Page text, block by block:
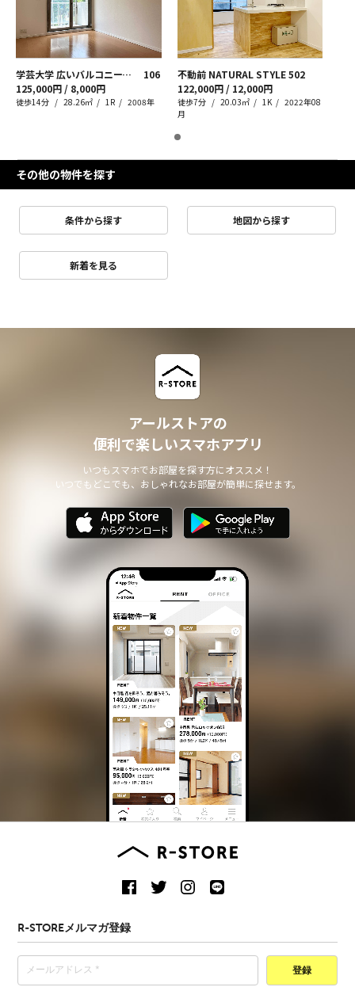
学芸大学 広いバルコニーで優雅な休日タイムを
106
125,000円 / 8,000円
徒歩14分 28.26㎡ 1R 2008年
不動前 NATURAL STYLE502
122,000円 / 12,000円
徒歩7分 20.03㎡ 1K
2022年08
月
その他の物件を探す
条件から探す 地図から探す
新着を見る
アールストアの
便利で楽しいスマホアプリ
いつもスマホでお部屋を探す方にオススメ！
いつでもどこでも、おしゃれなお部屋が簡単に探せます。
R-STOREメルマガ登録
登録